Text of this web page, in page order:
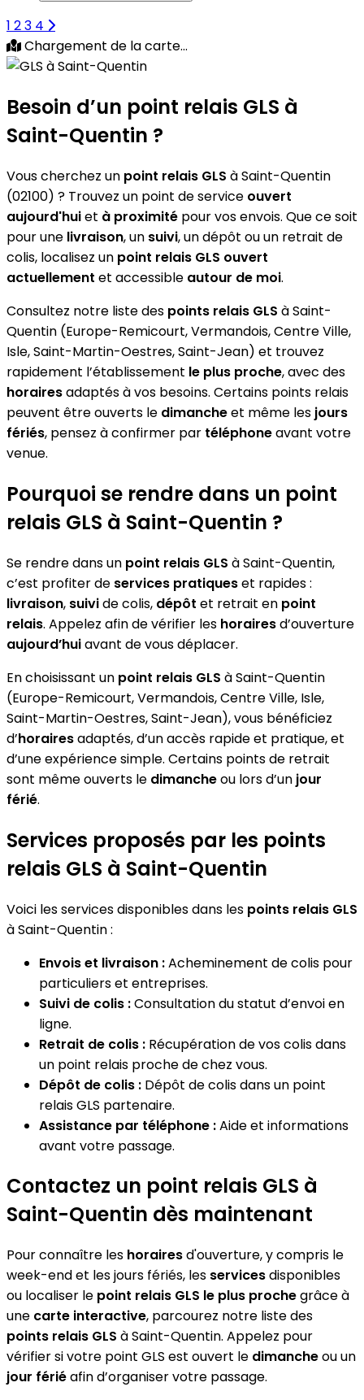
1 23 4
Chargement de la carte...
Besoin d’un point relais GLS à
Saint-Quentin ?
Vous cherchez un point relais GLS à Saint-Quentin
(02100) ? Trouvez un point de service ouvert
aujourd'huiet à proximité pour vos envois. Que ce soit
pour une livraison, un suivi, un dépôt ou un retrait de
colis, localisez un point relais GLS ouvert
actuellement et accessible autour de moi.
Consultez notre liste des points relais GLS à Saint-
Quentin (Europe-Remicourt, Vermandois, Centre Ville,
Isle, Saint-Martin-Oestres, Saint-Jean) et trouvez
rapidement l’établissement le plus proche, avec des
horairesadaptés à vos besoins. Certains points relais
peuvent être ouverts le dimancheet même les jours
fériés, pensez à confirmer par téléphoneavant votre
venue.
Pourquoi se rendre dans un point
relais GLS à Saint-Quentin ?
Se rendre dans un point relais GLS à Saint-Quentin,
c’est profiter de services pratiqueset rapides :
livraison, suivide colis, dépôt et retrait en point
relais. Appelez afin de vérifier les horairesd’ouverture
aujourd’huiavant de vous déplacer.
En choisissant un point relais GLS à Saint-Quentin
(Europe-Remicourt, Vermandois, Centre Ville, Isle,
Saint-Martin-Oestres, Saint-Jean), vous bénéficiez
d’horairesadaptés, d’un accès rapide et pratique, et
d’une expérience simple. Certains points de retrait
sont même ouverts le dimancheou lors d’un jour
férié.
Services proposés par les points
relais GLS à Saint-Quentin
Voici les services disponibles dans les points relais GLS
à Saint-Quentin :
Envois et livraison :Acheminement de colis pour
particuliers et entreprises.
Suivi de colis :Consultation du statut d’envoi en
ligne.
Retrait de colis : Récupération de vos colis dans
un point relais proche de chez vous.
Dépôt de colis : Dépôt de colis dans un point
relais GLS partenaire.
Assistance par téléphone :Aide et informations
avant votre passage.
Contactez un point relais GLS à
Saint-Quentin dès maintenant
Pour connaître les horairesd'ouverture, y compris le
week-end et les jours fériés, les servicesdisponibles
ou localiser le point relais GLS le plus prochegrâce à
une carte interactive, parcourez notre liste des
points relais GLS à Saint-Quentin. Appelez pour
vérifier si votre point GLS est ouvert le dimancheou un
jour fériéafin d’organiser votre passage.